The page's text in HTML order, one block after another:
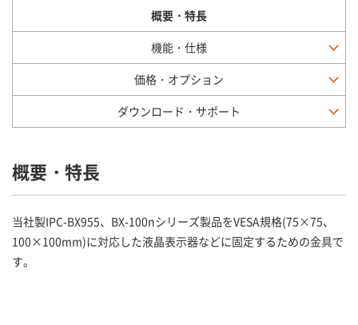
概要・特長
機能・仕様
価格・オプション
ダウンロード・サポート
概要・特長
当社製IPC-BX955、BX-100nシリーズ製品をVESA規格(75×75、
100×100mm)に対応した液晶表示器などに固定するための金具で
す。